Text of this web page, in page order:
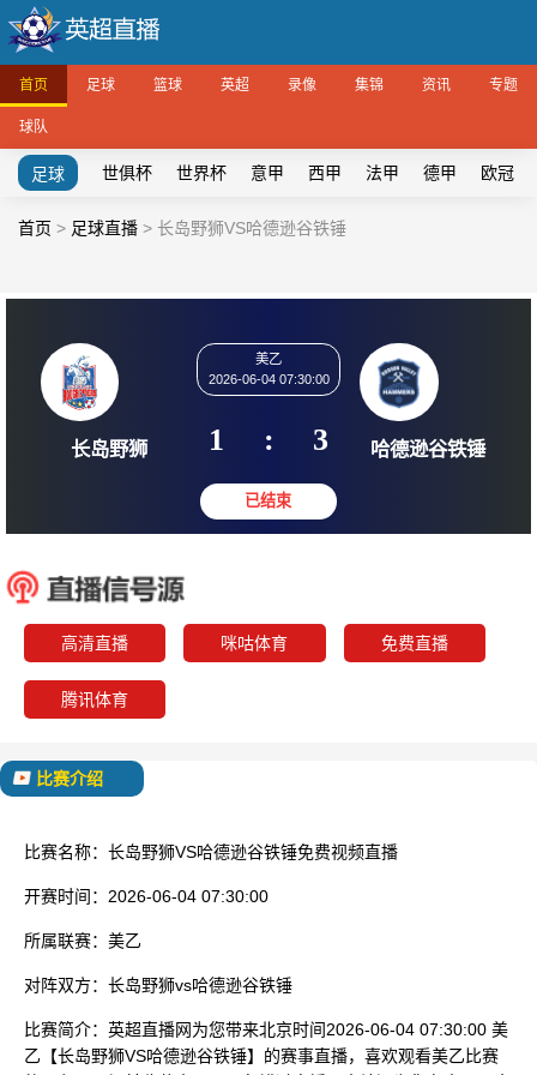
首页 足球 篮球 英超 录像 集锦 资讯 专题
球队
足球 世俱杯 世界杯 意甲 西甲 法甲 德甲 欧冠
首页 > 足球直播 > 长岛野狮VS哈德逊谷铁锤
美乙
2026-06-04 07:30:00
1 : 3
高清直播 咪咕体育 免费直播
腾讯体育
比赛介绍
比赛名称： 长岛野狮VS哈德逊谷铁锤免费视频直播
开赛时间： 2026-06-04 07:30:00
所属联赛： 美乙
对阵双方： 长岛野狮vs哈德逊谷铁锤
比赛简介： 英超直播网为您带来北京时间2026-06-04 07:30:00 美
乙【长岛野狮VS哈德逊谷铁锤】的赛事直播，喜欢观看美乙比赛